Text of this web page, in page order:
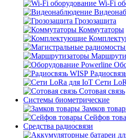
Wi-Fi
Грозозащита
Коммутаторы
Сети
Сотовая связь
Системы биометрические
Замков
Сейфов
Средства радиосвязи